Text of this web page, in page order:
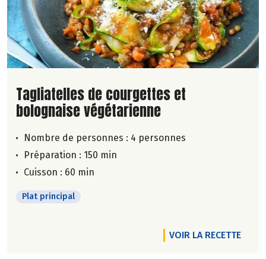
Lire la suite de la recette
Tagliatelles de courgettes et
bolognaise végétarienne
Nombre de personnes : 4 personnes
Préparation : 150 min
Cuisson : 60 min
Plat principal
VOIR LA RECETTE